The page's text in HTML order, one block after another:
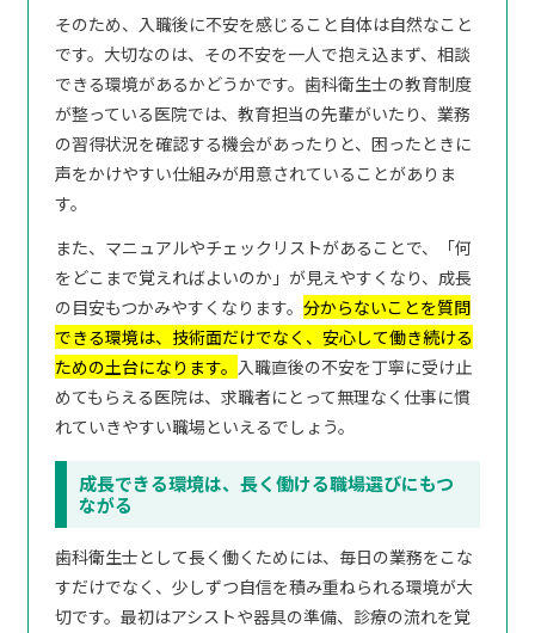
そのため、入職後に不安を感じること自体は自然なこと
です。大切なのは、その不安を一人で抱え込まず、相談
できる環境があるかどうかです。歯科衛生士の教育制度
が整っている医院では、教育担当の先輩がいたり、業務
の習得状況を確認する機会があったりと、困ったときに
声をかけやすい仕組みが用意されていることがありま
す。
また、マニュアルやチェックリストがあることで、「何
をどこまで覚えればよいのか」が見えやすくなり、成長
の目安もつかみやすくなります。分からないことを質問
できる環境は、技術面だけでなく、安心して働き続ける
ための土台になります。 入職直後の不安を丁寧に受け止
めてもらえる医院は、求職者にとって無理なく仕事に慣
れていきやすい職場といえるでしょう。
成長できる環境は、長く働ける職場選びにもつ
ながる
歯科衛生士として長く働くためには、毎日の業務をこな
すだけでなく、少しずつ自信を積み重ねられる環境が大
切です。最初はアシストや器具の準備、診療の流れを覚